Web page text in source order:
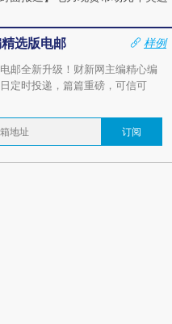
选版电邮
样例
邮全新升级！财新网主编精心编
定时投递，篇篇重磅，可信可
订阅